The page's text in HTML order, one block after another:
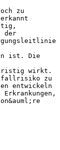
zu
der
ist. Die
wirkt.
zu
entwickeln